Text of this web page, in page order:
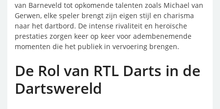
van Barneveld tot opkomende talenten zoals Michael van
Gerwen, elke speler brengt zijn eigen stijl en charisma
naar het dartbord. De intense rivaliteit en heroïsche
prestaties zorgen keer op keer voor adembenemende
momenten die het publiek in vervoering brengen.
De Rol van RTL Darts in de
Dartswereld